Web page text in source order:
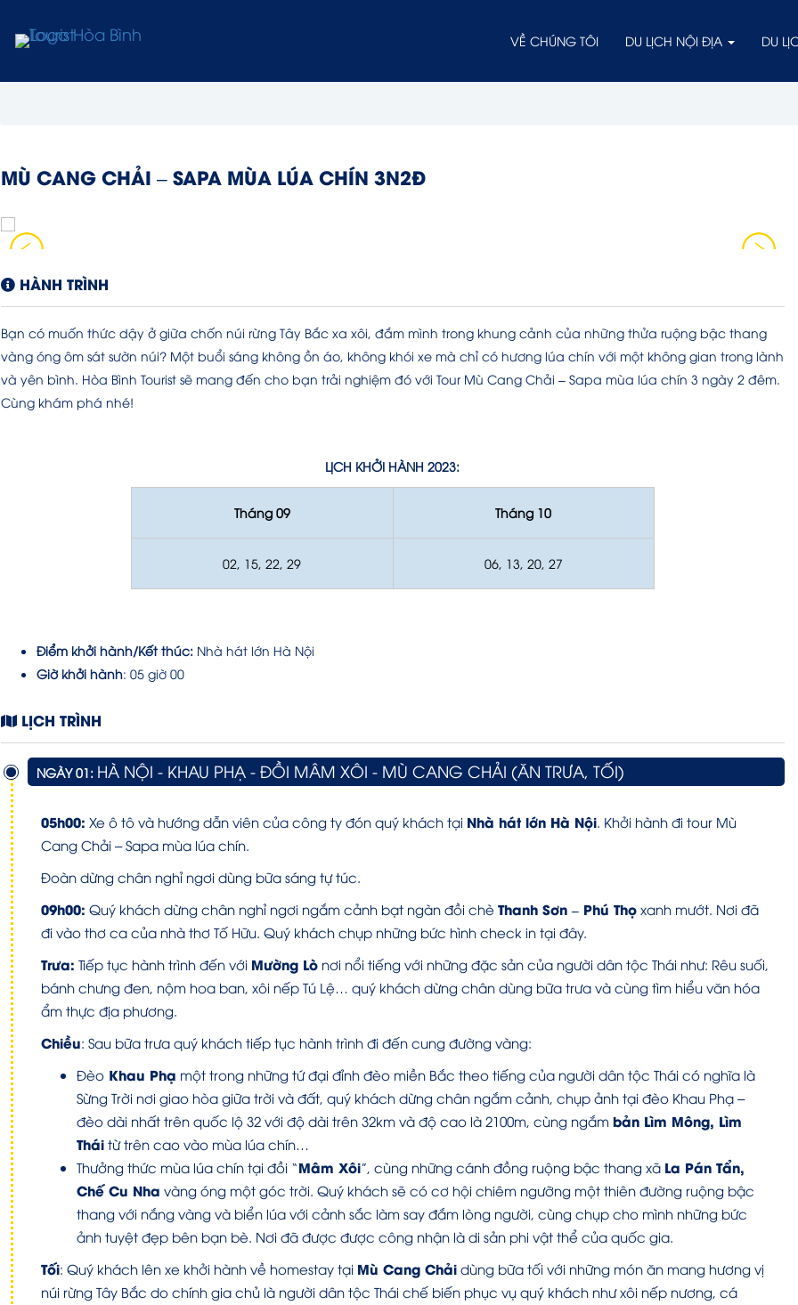
VỀ CHÚNG TÔI DU LỊCH NỘI ĐỊA DU
MÙ CANG CHẢI – SAPA MÙA LÚA CHÍN 3N2Đ
HÀNH TRÌNH
Bạn có muốn thức dậy ở giữa chốn núi rừng Tây Bắc xa xôi, đắm mình trong khung cảnh của những thửa ruộng bậc thang
vàng óng ôm sát sườn núi? Một buổi sáng không ồn áo, không khói xe mà chỉ có hương lúa chín với một không gian trong lành
và yên bình. Hòa Bình Tourist sẽ mang đến cho bạn trải nghiệm đó với Tour Mù Cang Chải – Sapa mùa lúa chín 3 ngày 2 đêm.
Cùng khám phá nhé!
LỊCH KHỞI HÀNH 2023:
Tháng 09 Tháng 10
02, 15, 22, 29 06, 13, 20, 27
Điểm khởi hành/Kết thúc: Nhà hát lớn Hà Nội
Giờ khởi hành: 05 giờ 00
LỊCH TRÌNH
NGÀY 01: HÀ NỘI - KHAU PHẠ - ĐỒI MÂM XÔI - MÙ CANG CHẢI (ĂN TRƯA, TỐI)
05h00: Xe ô tô và hướng dẫn viên của công ty đón quý khách tại Nhà hát lớn Hà Nội. Khởi hành đi tour Mù
Cang Chải – Sapa mùa lúa chín.
Đoàn dừng chân nghỉ ngơi dùng bữa sáng tự túc.
09h00: Quý khách dừng chân nghỉ ngơi ngắm cảnh bạt ngàn đồi chè Thanh Sơn – Phú Thọ xanh mướt. Nơi đã
đi vào thơ ca của nhà thơ Tố Hữu. Quý khách chụp những bức hình check in tại đây.
Trưa: Tiếp tục hành trình đến với Mường Lò nơi nổi tiếng với những đặc sản của người dân tộc Thái như: Rêu suối,
bánh chưng đen, nộm hoa ban, xôi nếp Tú Lệ… quý khách dừng chân dùng bữa trưa và cùng tìm hiểu văn hóa
ẩm thực địa phương.
Chiều: Sau bữa trưa quý khách tiếp tục hành trình đi đến cung đường vàng:
Đèo Khau Phạ một trong những tứ đại đỉnh đèo miền Bắc theo tiếng của người dân tộc Thái có nghĩa là
Sừng Trời nơi giao hòa giữa trời và đất, quý khách dừng chân ngắm cảnh, chụp ảnh tại đèo Khau Phạ –
đèo dài nhất trên quốc lộ 32 với độ dài trên 32km và độ cao là 2100m, cùng ngắm bản Lìm Mông, Lìm
Thái từ trên cao vào mùa lúa chín…
Thưởng thức mùa lúa chín tại đồi “Mâm Xôi”, cùng những cánh đồng ruộng bậc thang xã La Pán Tẩn,
Chế Cu Nha vàng óng một góc trời. Quý khách sẽ có cơ hội chiêm ngưỡng một thiên đường ruộng bậc
thang với nắng vàng và biển lúa với cảnh sắc làm say đắm lòng người, cùng chụp cho mình những bức
ảnh tuyệt đẹp bên bạn bè. Nơi đã được được công nhận là di sản phi vật thể của quốc gia.
Tối: Quý khách lên xe khởi hành về homestay tại Mù Cang Chải dùng bữa tối với những món ăn mang hương vị
núi rừng Tây Bắc do chính gia chủ là người dân tộc Thái chế biến phục vụ quý khách như xôi nếp nương, cá